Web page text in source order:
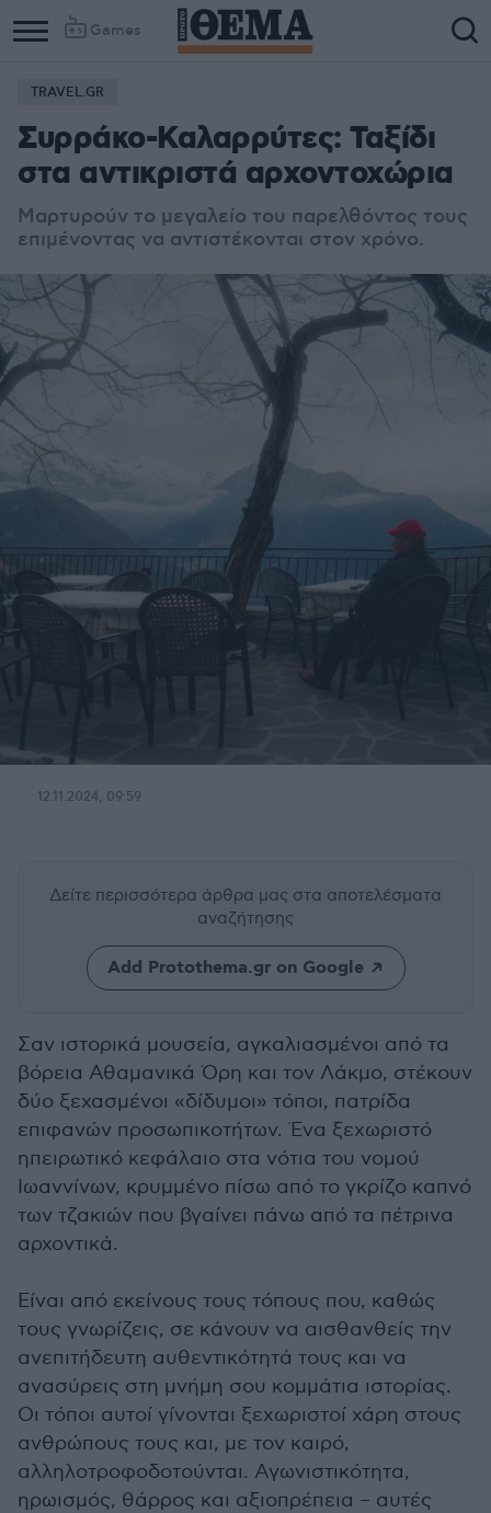
Games
TRAVEL.GR
Συρράκο-Καλαρρύτες: Ταξίδι
στα αντικριστά αρχοντοχώρια
Μαρτυρούν το μεγαλείο του παρελθόντος τους
επιμένοντας να αντιστέκονται στον χρόνο.
12.11.2024, 09:59
Δείτε περισσότερα άρθρα μας στα αποτελέσματα
αναζήτησης
Add Protothema.gr on Google
Σαν ιστορικά μουσεία, αγκαλιασμένοι από τα
βόρεια Αθαμανικά Όρη και τον Λάκμο, στέκουν
δύο ξεχασμένοι «δίδυμοι» τόποι, πατρίδα
επιφανών προσωπικοτήτων. Ένα ξεχωριστό
ηπειρωτικό κεφάλαιο στα νότια του νομού
Ιωαννίνων, κρυμμένο πίσω από το γκρίζο καπνό
των τζακιών που βγαίνει πάνω από τα πέτρινα
αρχοντικά.
Είναι από εκείνους τους τόπους που, καθώς
τους γνωρίζεις, σε κάνουν να αισθανθείς την
ανεπιτήδευτη αυθεντικότητά τους και να
ανασύρεις στη μνήμη σου κομμάτια ιστορίας.
Οι τόποι αυτοί γίνονται ξεχωριστοί χάρη στους
ανθρώπους τους και, με τον καιρό,
αλληλοτροφοδοτούνται. Αγωνιστικότητα,
ηρωισμός, θάρρος και αξιοπρέπεια – αυτές